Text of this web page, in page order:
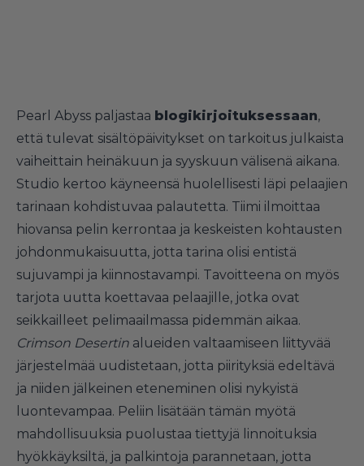
Pearl Abyss paljastaa blogikirjoituksessaan,
että tulevat sisältöpäivitykset on tarkoitus julkaista
vaiheittain heinäkuun ja syyskuun välisenä aikana.
Studio kertoo käyneensä huolellisesti läpi pelaajien
tarinaan kohdistuvaa palautetta. Tiimi ilmoittaa
hiovansa pelin kerrontaa ja keskeisten kohtausten
johdonmukaisuutta, jotta tarina olisi entistä
sujuvampi ja kiinnostavampi. Tavoitteena on myös
tarjota uutta koettavaa pelaajille, jotka ovat
seikkailleet pelimaailmassa pidemmän aikaa.
Crimson Desertin alueiden valtaamiseen liittyvää
järjestelmää uudistetaan, jotta piirityksiä edeltävä
ja niiden jälkeinen eteneminen olisi nykyistä
luontevampaa. Peliin lisätään tämän myötä
mahdollisuuksia puolustaa tiettyjä linnoituksia
hyökkäyksiltä, ja palkintoja parannetaan, jotta